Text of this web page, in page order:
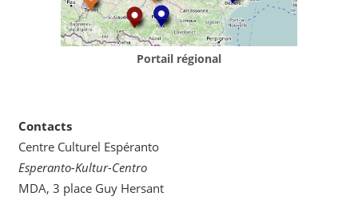
Portail régional
Contacts
Centre Culturel Espéranto
Esperanto-Kultur-Centro
MDA, 3 place Guy Hersant